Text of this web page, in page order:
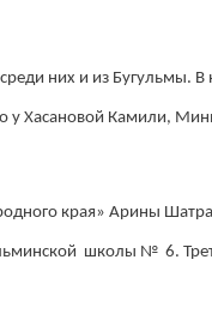
них и из Бугульмы.
у Хасановой Камили,
края» Арины
школы № 6.